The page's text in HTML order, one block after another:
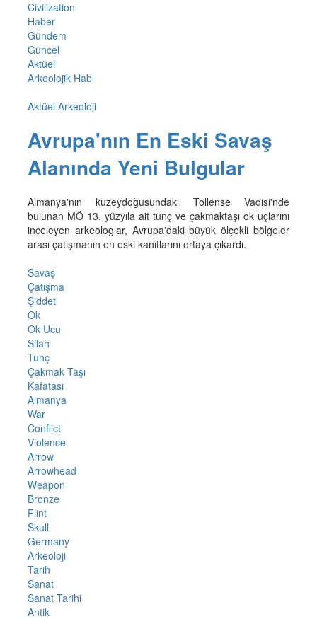
Civilization
Haber
Gündem
Güncel
Aktüel
Arkeolojik Hab
Aktüel Arkeoloji
Avrupa'nın En Eski Savaş
Alanında Yeni Bulgular
Almanya'nın kuzeydoğusundaki Tollense Vadisi'nde
bulunan MÖ 13. yüzyıla ait tunç ve çakmaktaşı ok uçlarını
inceleyen arkeologlar, Avrupa'daki büyük ölçekli bölgeler
arası çatışmanın en eski kanıtlarını ortaya çıkardı.
Savaş
Çatışma
Şiddet
Ok
Ok Ucu
Silah
Tunç
Çakmak Taşı
Kafatası
Almanya
War
Conflict
Violence
Arrow
Arrowhead
Weapon
Bronze
Flint
Skull
Germany
Arkeoloji
Tarih
Sanat
Sanat Tarihi
Antik